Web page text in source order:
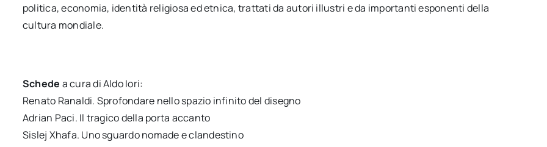
politica, economia, identità religiosa ed etnica, trattati da autori illustri e da importanti esponenti della
cultura mondiale.
Schede a cura di Aldo Iori:
Renato Ranaldi. Sprofondare nello spazio infinito del disegno
Adrian Paci. Il tragico della porta accanto
Sislej Xhafa. Uno sguardo nomade e clandestino